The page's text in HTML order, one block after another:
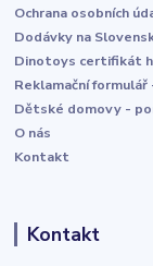
Ochrana osobních
Dodávky na
Dinotoys certifikát
Reklamační formulář
Dětské domovy -
O nás
Kontakt
Kontakt